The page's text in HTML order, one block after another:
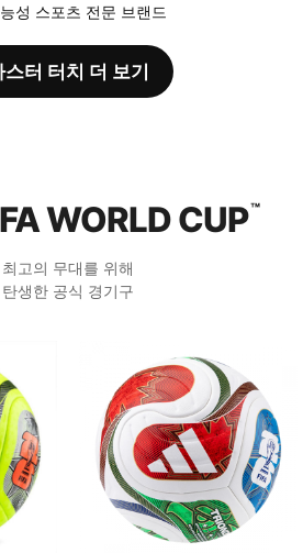
성 스포츠 전문 브랜드
스터 터치 더 보기
WORLD CUP™
최고의 무대를 위해
탄생한 공식 경기구